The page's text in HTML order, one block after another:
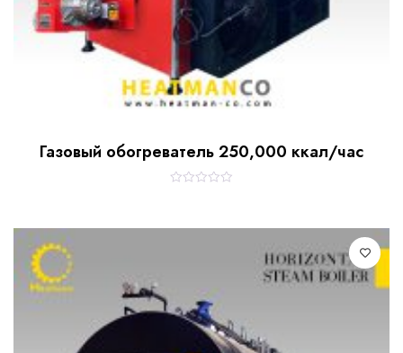
Газовый обогреватель 250,000 ккал/час
e
5